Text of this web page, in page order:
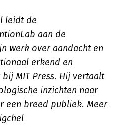
leidt de
aan de
werk over aandacht en
erkend en
MIT Press. Hij vertaalt
inzichten naar
een breed publiek. Meer